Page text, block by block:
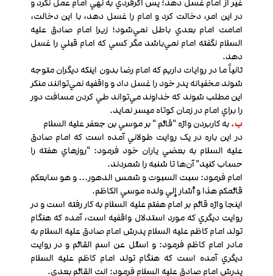
غير از امام غسل دهد؛ پس اگرفردي به نهي امام عمل نکرد و
در اين امر، دخالت كرد و امام را غسل دهد، با اين دخالت،
امامت امام بعدي باطل نمي‌شود؛ زيرا امام صادق عليه
السلام نگفته امام نمي‌باشد مگر کسي که امام قبلي را غسل
دهد.
ثانياً ما در روايات داريم که امام رضا بدون اينکه ديگران متوجه
شوند مخفيانه پدر خود را غسل داد و واقفیه نمي‌توانند منکر
اين مطلب شوند که خداوند مي‌تواند طي کردن مسافت دور
را براي امام در زمان کوتاه ميسر نمايد.
ب.به کاربردن واژه "قائم " بر موسي بن جعفر عليه السلام
در اين باره در يک روايت طولاني آمده است که امام صادق
عليه السلام به بعضي ياران خود فرمود: "روزهاي هفته را
حساب كنيد" آن‌ها تا شنبه را شمردند.
امام فرمود: سبت السبوت و شمس الدهور... و هو سابعکم
قائمکم هذا و أشار إلي ولده موسي الکاظم.
اينجا واژه قائم بر امام هفتم عليه السلام به کار رفته است و در
روايت ديگري که مورد استدلال واقفیه است، آمده که هنگام
تولد امام کاظم عليه السلام پدرش امام صادق عليه السلام به
مادر امام كاظم فرمود: و اسئل عن اسم القائم و در روايت
ديگري آمده است که هنگام تولد امام کاظم عليه السلام
پدرش امام صادق عليه السلام فرمود: انت القائم بعدي.